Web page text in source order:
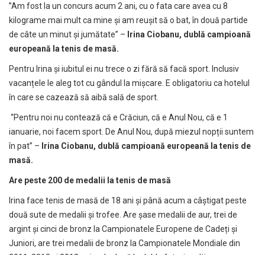
”Am fost la un concurs acum 2 ani, cu o fata care avea cu 8
kilograme mai mult ca mine și am reușit să o bat, în două partide
de câte un minut și jumătate” – Irina Ciobanu, dublă campioană
europeană la tenis de masă.
Pentru Irina și iubitul ei nu trece o zi fără să facă sport. Inclusiv
vacanțele le aleg tot cu gândul la mișcare. E obligatoriu ca hotelul
în care se cazează să aibă sală de sport.
“Pentru noi nu contează că e Crăciun, că e Anul Nou, că e 1
ianuarie, noi facem sport. De Anul Nou, după miezul nopții suntem
în pat” – Irina Ciobanu, dublă campioană europeană la tenis de
masă.
Are peste 200 de medalii la tenis de masă
Irina face tenis de masă de 18 ani și până acum a câștigat peste
două sute de medalii și trofee. Are șase medalii de aur, trei de
argint și cinci de bronz la Campionatele Europene de Cadeți și
Juniori, are trei medalii de bronz la Campionatele Mondiale din